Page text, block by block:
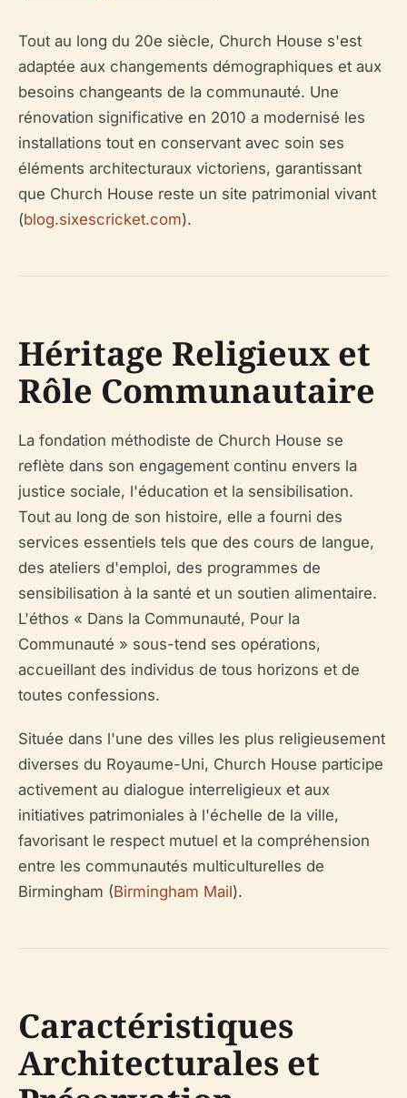
Tout au long du 20e siècle, Church House s'est
adaptée aux changements démographiques et aux
besoins changeants de la communauté. Une
rénovation significative en 2010 a modernisé les
installations tout en conservant avec soin ses
éléments architecturaux victoriens, garantissant
que Church House reste un site patrimonial vivant
(blog.sixescricket.com).
Héritage Religieux et
Rôle Communautaire
La fondation méthodiste de Church House se
reflète dans son engagement continu envers la
justice sociale, l'éducation et la sensibilisation.
Tout au long de son histoire, elle a fourni des
services essentiels tels que des cours de langue,
des ateliers d'emploi, des programmes de
sensibilisation à la santé et un soutien alimentaire.
L'éthos « Dans la Communauté, Pour la
Communauté » sous-tend ses opérations,
accueillant des individus de tous horizons et de
toutes confessions.
Située dans l'une des villes les plus religieusement
diverses du Royaume-Uni, Church House participe
activement au dialogue interreligieux et aux
initiatives patrimoniales à l'échelle de la ville,
favorisant le respect mutuel et la compréhension
entre les communautés multiculturelles de
Birmingham (Birmingham Mail).
Caractéristiques
Architecturales et